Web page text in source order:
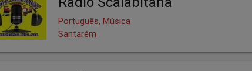
Português, Música
Santarém